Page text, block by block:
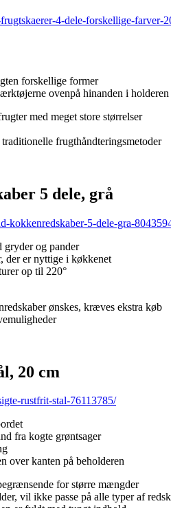
4-dele-forskellige-farver-
forskellige former
ovenpå hinanden i holderen
med meget store størrelser
frugthåndteringsmetoder
5 dele, grå
kokkenredskaber-5-dele-gra-
gryder og pander
der er nyttige i køkkenet
op til 220°
ønskes, kræves ekstra køb
20 cm
rustfrit-stal-76113785/
fra kogte grøntsager
over kanten på beholderen
for større mængder
vil ikke passe på alle typer af